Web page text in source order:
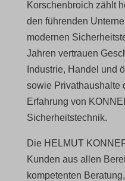
Korschenbroich zählt
den führenden
modernen
Jahren vertrauen
Industrie, Handel und
sowie Privathaushalte
Erfahrung von
Sicherheitstechnik.
Die HELMUT
Kunden aus allen
kompetenten